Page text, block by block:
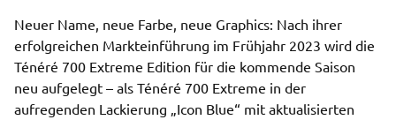
Neuer Name, neue Farbe, neue Graphics: Nach ihrer
erfolgreichen Markteinführung im Frühjahr 2023 wird die
Ténéré 700 Extreme Edition für die kommende Saison
neu aufgelegt – als Ténéré 700 Extreme in der
aufregenden Lackierung „Icon Blue“ mit aktualisierten